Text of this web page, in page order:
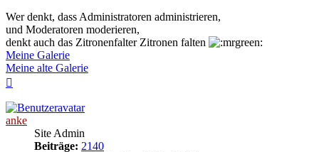
Wer denkt, dass Administratoren administrieren,
und Moderatoren moderieren,
denkt auch das Zitronenfalter Zitronen falten
Meine Galerie
Meine alte Galerie
anke
Site Admin
Beiträge: 2140